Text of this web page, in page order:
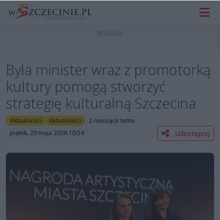
Była minister wraz z promotorką
kultury pomogą stworzyć
strategię kulturalną Szczecina
Aktualności Aktualności
2 miesiące temu
piątek, 29 maja 2026 10:54
Udostępnij